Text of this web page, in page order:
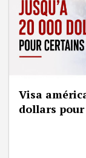
Visa
dollars